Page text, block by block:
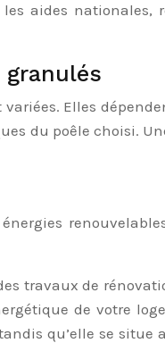
aides nationales,
granulés
Elles
du poêle choisi.
travaux de
de votre
qu’elle se